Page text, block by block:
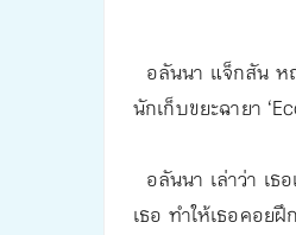
อลันนา แจ็กสัน ห
นักเก็บขยะฉายา
อลันนา เล่าว่า เ
เธอ ทำให้เธอคอย